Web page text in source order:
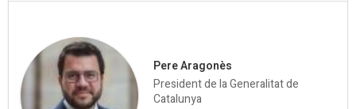
Pere Aragonès
President de la Generalitat de
Catalunya